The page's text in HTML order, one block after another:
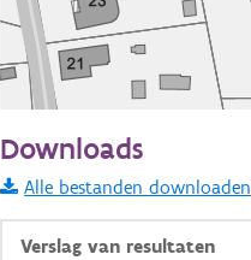
Informatie Vlaanderen
i
Downloads
Alle bestanden downloaden
Verslag van resultaten